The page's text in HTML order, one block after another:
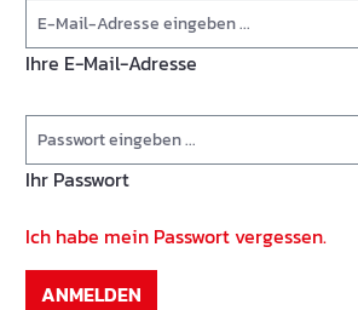
Ihre E-Mail-Adresse
Ihr Passwort
Ich habe mein Passwort vergessen.
ANMELDEN